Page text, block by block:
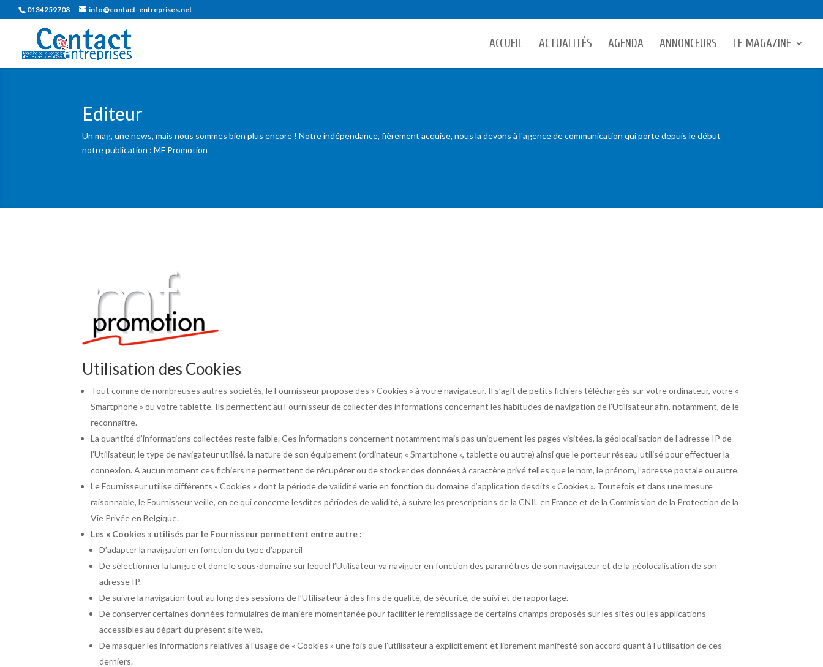
0134259708 info@contact-entreprises.net
ACCUEIL ACTUALITÉS AGENDA ANNONCEURS LE MAGAZINE
Editeur
Un mag, une news, mais nous sommes bien plus encore ! Notre indépendance, fièrement acquise, nous la devons à l'agence de communication qui porte depuis le début
notre publication : MF Promotion
Utilisation des Cookies
Tout comme de nombreuses autres sociétés, le Fournisseur propose des « Cookies » à votre navigateur. Il s’agit de petits fichiers téléchargés sur votre ordinateur, votre «
Smartphone » ou votre tablette. Ils permettent au Fournisseur de collecter des informations concernant les habitudes de navigation de l’Utilisateur afin, notamment, de le
reconnaître.
La quantité d’informations collectées reste faible. Ces informations concernent notamment mais pas uniquement les pages visitées, la géolocalisation de l’adresse IP de
l’Utilisateur, le type de navigateur utilisé, la nature de son équipement (ordinateur, « Smartphone », tablette ou autre) ainsi que le porteur réseau utilisé pour effectuer la
connexion. A aucun moment ces fichiers ne permettent de récupérer ou de stocker des données à caractère privé telles que le nom, le prénom, l’adresse postale ou autre.
Le Fournisseur utilise différents « Cookies » dont la période de validité varie en fonction du domaine d’application desdits « Cookies ». Toutefois et dans une mesure
raisonnable, le Fournisseur veille, en ce qui concerne lesdites périodes de validité, à suivre les prescriptions de la CNIL en France et de la Commission de la Protection de la
Vie Privée en Belgique.
Les « Cookies » utilisés par le Fournisseur permettent entre autre :
D’adapter la navigation en fonction du type d’appareil
De sélectionner la langue et donc le sous-domaine sur lequel l’Utilisateur va naviguer en fonction des paramètres de son navigateur et de la géolocalisation de son
adresse IP.
De suivre la navigation tout au long des sessions de l’Utilisateur à des fins de qualité, de sécurité, de suivi et de rapportage.
De conserver certaines données formulaires de manière momentanée pour faciliter le remplissage de certains champs proposés sur les sites ou les applications
accessibles au départ du présent site web.
De masquer les informations relatives à l’usage de « Cookies » une fois que l’utilisateur a explicitement et librement manifesté son accord quant à l’utilisation de ces
derniers.